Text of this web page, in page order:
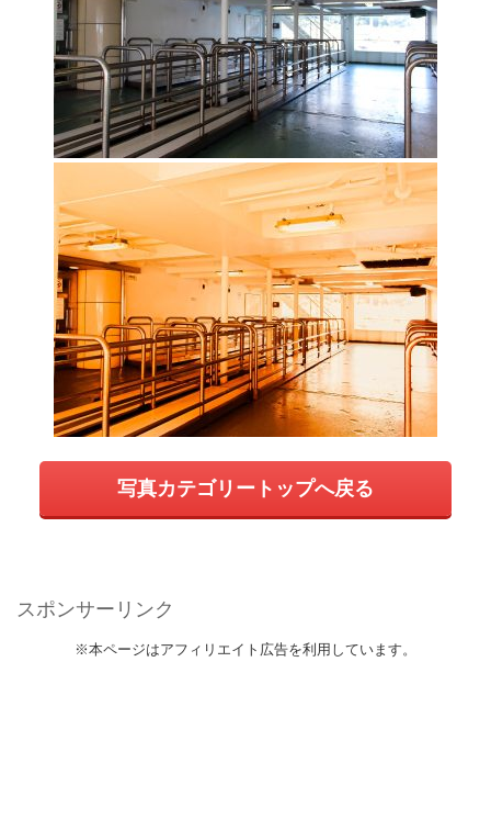
写真カテゴリートップへ戻る
スポンサーリンク
※本ページはアフィリエイト広告を利用しています。